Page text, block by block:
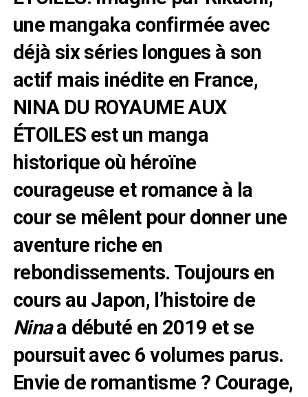
une mangaka confirmée avec
déjà six séries longues à son
actif mais inédite en France,
NINA DU ROYAUME AUX
ÉTOILES est un manga
historique où héroïne
courageuse et romance à la
cour se mêlent pour donner une
aventure riche en
rebondissements. Toujours en
cours au Japon, l’histoire de
Ninaa débuté en 2019 et se
poursuit avec 6 volumes parus.
Envie de romantisme ? Courage,